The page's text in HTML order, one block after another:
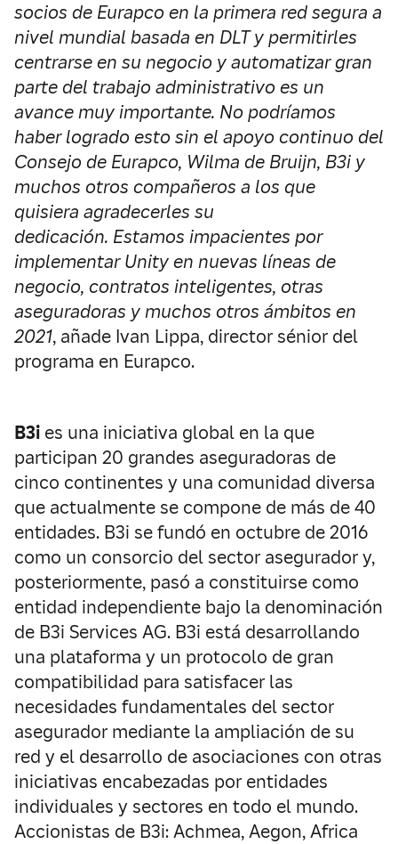
socios de Eurapco en la primera red segura a
nivel mundial basada en DLT y permitirles
centrarse en su negocio y automatizar gran
parte del trabajo administrativo es un
avance muy importante. No podríamos
haber logrado esto sin el apoyo continuo del
Consejo de Eurapco, Wilma de Bruijn, B3i y
muchos otros compañeros a los que
quisiera agradecerles su
dedicación. Estamos impacientes por
implementar Unity en nuevas líneas de
negocio, contratos inteligentes, otras
aseguradoras y muchos otros ámbitos en
2021, añade Ivan Lippa, director sénior del
programa en Eurapco.
B3i es una iniciativa global en la que
participan 20 grandes aseguradoras de
cinco continentes y una comunidad diversa
que actualmente se compone de más de 40
entidades. B3i se fundó en octubre de 2016
como un consorcio del sector asegurador y,
posteriormente, pasó a constituirse como
entidad independiente bajo la denominación
de B3i Services AG. B3i está desarrollando
una plataforma y un protocolo de gran
compatibilidad para satisfacer las
necesidades fundamentales del sector
asegurador mediante la ampliación de su
red y el desarrollo de asociaciones con otras
iniciativas encabezadas por entidades
individuales y sectores en todo el mundo.
Accionistas de B3i: Achmea, Aegon, Africa